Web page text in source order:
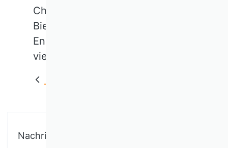
Christina Hoon (Universität
Bielefeld) für ihr ehrenamtliches
Engagement in den vergangenen
vier Jahren.
Nachricht